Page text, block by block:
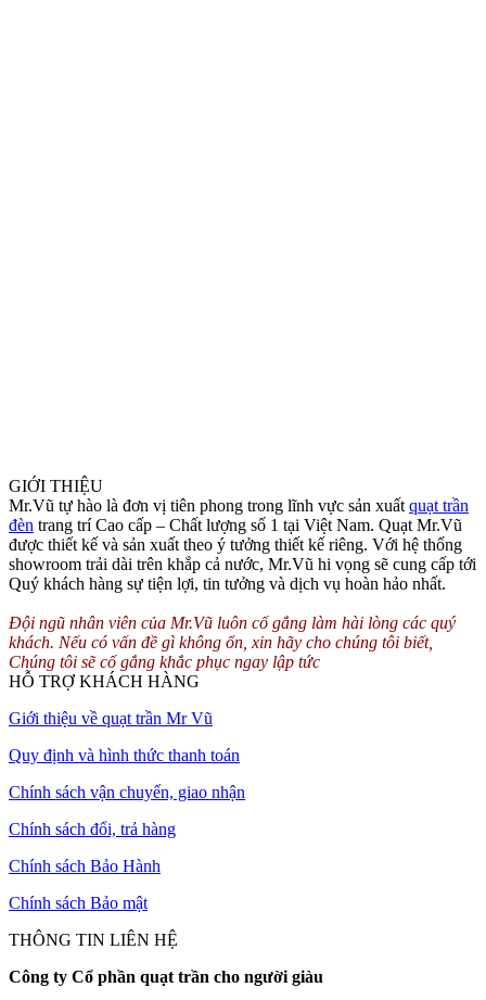
GIỚI THIỆU
Mr.Vũ tự hào là đơn vị tiên phong trong lĩnh vực sản xuất quạt trần
đèn trang trí Cao cấp – Chất lượng số 1 tại Việt Nam. Quạt Mr.Vũ
được thiết kế và sản xuất theo ý tưởng thiết kế riêng. Với hệ thống
showroom trải dài trên khắp cả nước, Mr.Vũ hi vọng sẽ cung cấp tới
Quý khách hàng sự tiện lợi, tin tưởng và dịch vụ hoàn hảo nhất.
Đội ngũ nhân viên của Mr.Vũ luôn cố gắng làm hài lòng các quý
khách. Nếu có vấn đề gì không ổn, xin hãy cho chúng tôi biết,
Chúng tôi sẽ cố gắng khắc phục ngay lập tức
HỖ TRỢ KHÁCH HÀNG
Giới thiệu về quạt trần Mr Vũ
Quy định và hình thức thanh toán
Chính sách vận chuyển, giao nhận
Chính sách đổi, trả hàng
Chính sách Bảo Hành
Chính sách Bảo mật
THÔNG TIN LIÊN HỆ
Công ty Cổ phần quạt trần cho người giàu